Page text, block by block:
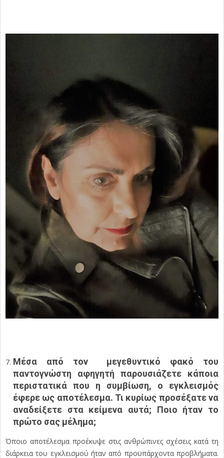
Μέσα από τον μεγεθυντικό φακό του
παντογνώστη αφηγητή παρουσιάζετε κάποια
περιστατικά που η συμβίωση, ο εγκλεισμός
έφερε ως αποτέλεσμα. Τι κυρίως προσέξατε να
αναδείξετε στα κείμενα αυτά; Ποιο ήταν το
πρώτο σας μέλημα;
Όποιο αποτέλεσμα προέκυψε στις ανθρώπινες σχέσεις κατά τη
διάρκεια του εγκλεισμού ήταν από προϋπάρχοντα προβλήματα.